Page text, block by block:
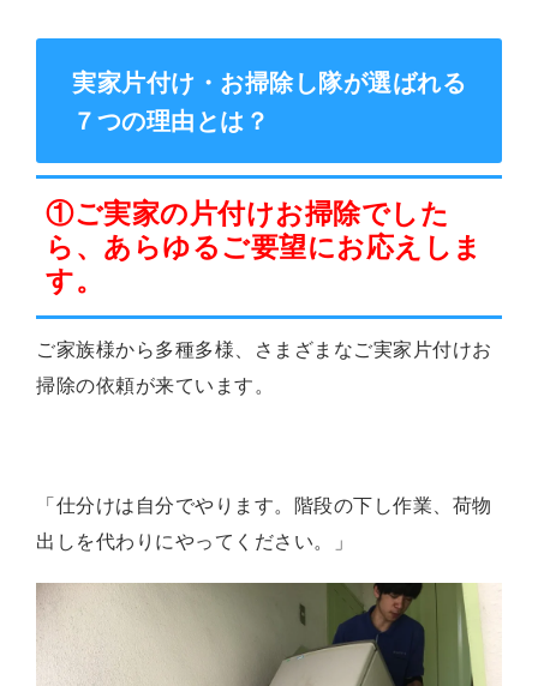
実家片付け・お掃除し隊が選ばれる
７つの理由とは？
①ご実家の片付けお掃除でした
ら、あらゆるご要望にお応えしま
す。
ご家族様から多種多様、さまざまなご実家片付けお
掃除の依頼が来ています。
「仕分けは自分でやります。階段の下し作業、荷物
出しを代わりにやってください。」